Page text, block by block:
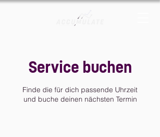
Service buchen
Finde die für dich passende Uhrzeit
und buche deinen nächsten Termin